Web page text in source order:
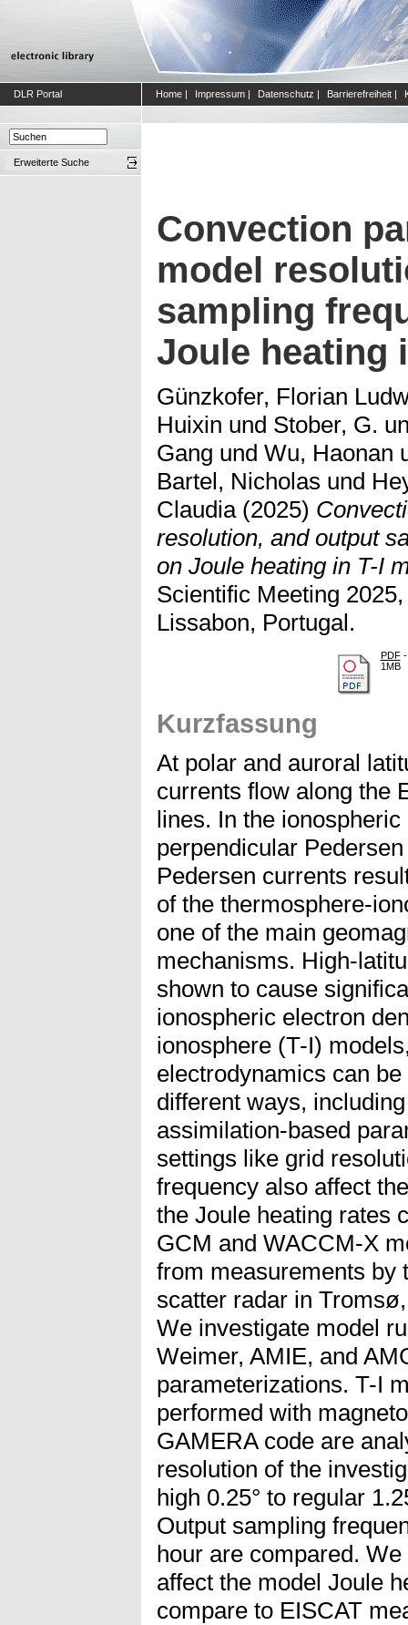
DLR Portal Home | Impressum | Datenschutz | Barrierefreiheit |
Erweiterte Suche
Convection
model
sampling
Joule heating
Günzkofer, Florian
Huixin und Stober, G.
Gang und Wu, Haonan
Bartel, Nicholas und
Claudia(2025)
resolution, and output
on Joule heating in T-I
Scientific Meeting
Lissabon, Portugal.
PDF-
1MB
Kurzfassung
At polar and auroral
currents flow along the
lines. In the
perpendicular
Pedersen currents
of the thermosphere-
one of the main
mechanisms. High-
shown to cause
ionospheric electron
ionosphere (T-I)
electrodynamics can
different ways,
assimilation-based
settings like grid
frequency also affect
the Joule heating rates
GCM and WACCM-X
from measurements by
scatter radar in
We investigate model
Weimer, AMIE, and
parameterizations. T-I
performed with
GAMERA code are
resolution of the
high 0.25° to regular
Output sampling
hour are compared.
affect the model Joule
compare to EISCAT